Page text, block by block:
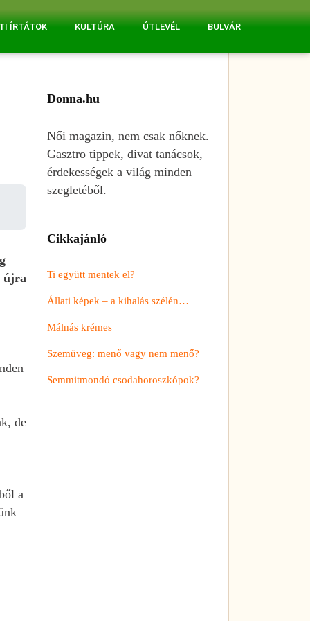
ÍRTÁTOK KULTÚRA ÚTLEVÉL BULVÁR
újra
de
a
Donna.hu
Női magazin, nem csak nőknek.
Gasztro tippek, divat tanácsok,
érdekességek a világ minden
szegletéből.
Cikkajánló
Ti együtt mentek el?
Állati képek – a kihalás szélén…
Málnás krémes
Szemüveg: menő vagy nem menő?
Semmitmondó csodahoroszkópok?